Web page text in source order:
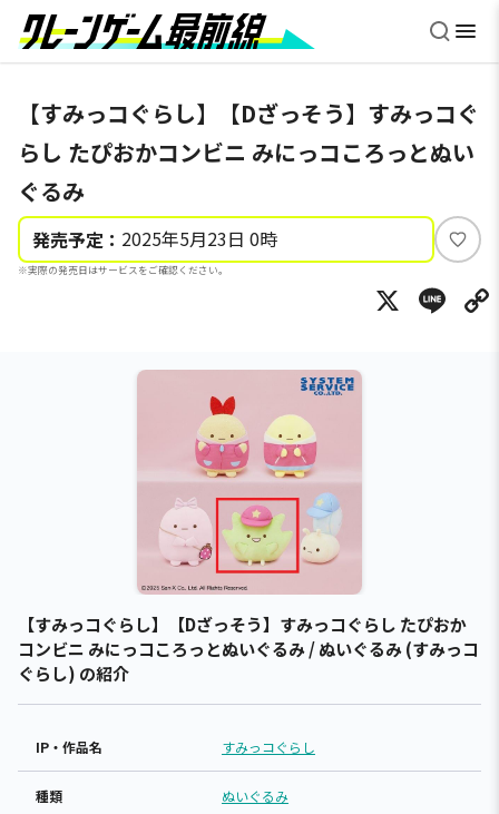
【すみっコぐらし】【Dざっそう】すみっコぐ
らし たぴおかコンビニ みにっコころっとぬい
ぐるみ
発売予定： 2025年5月23日 0時
※実際の発売日はサービスをご確認ください。
い
ね
X
【すみっコぐらし】【Dざっそう】すみっコぐらし たぴおか
コンビニ みにっコころっとぬいぐるみ / ぬいぐるみ (すみっコ
ぐらし) の紹介
IP・作品名 すみっコぐらし
種類 ぬいぐるみ